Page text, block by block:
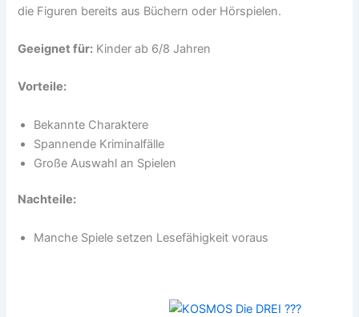
die Figuren bereits aus Büchern oder Hörspielen.
Geeignet für: Kinder ab 6/8 Jahren
Vorteile:
Bekannte Charaktere
Spannende Kriminalfälle
Große Auswahl an Spielen
Nachteile:
Manche Spiele setzen Lesefähigkeit voraus